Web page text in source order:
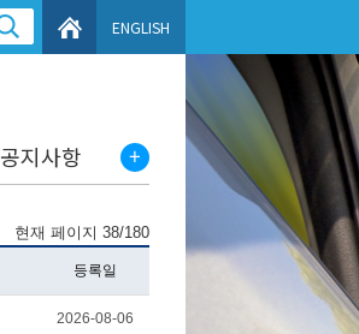
ENGLISH
공지사항
현재 페이지 38/180
등록일
2026-08-06